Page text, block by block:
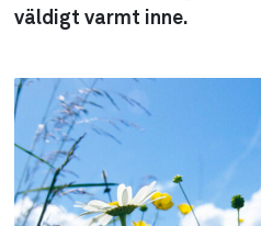
väldigt varmt inne.